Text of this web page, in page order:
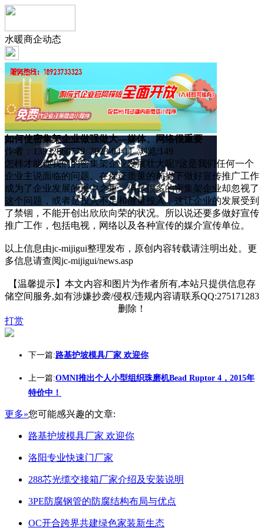
水暖商企动态
如何使密集架企业做强做大—媒体、网络很重要
作者：13932860779 2023-04-11 浏览:149
怎样才能使我们的密集架企业发展壮大呢?这是我们任何一个
企业主说面临的问题。在保证质量的前提下做好宣传推广工作
成为了企业发展的重中之重。但是很多的密集架企业却忽视了
这个问题，或者是投入不足和微量投入，这让企业的发展受到
了禁锢，不能开创出欣欣向荣的状况。所以说还要多做好宣传
推广工作，包括电视，网络以及各种宣传的媒介宣传单位。
以上信息由jc-mijigui整理发布，原创内容转载请注明出处。更
多信息请查阅jc-mijigui/news.asp
【温馨提示】本文内容和图片为作者所有,本站只提供信息存
储空间服务,如有涉嫌抄袭/侵权/违规内容请联系QQ:275171283
删除！
打赏
下一篇:路基护坡模具厂家 欢迎你
上一篇:OMNI推出个人小型组织珠磨机Bead Ruptor 4，2015年
特价中！
更多»您可能感兴趣的文章:
路基护坡模具厂家 欢迎你
洛阳专业快速门厂家
288芯光缆交接箱厂家介绍及安装说明
3PE防腐钢管的防腐结构布局与优点
OC开合跨界共建绿色家装新生态